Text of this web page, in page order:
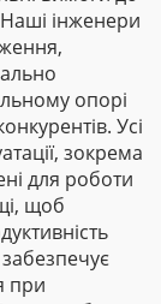
інженери
опорі
Усі
зокрема
для роботи
щоб
при